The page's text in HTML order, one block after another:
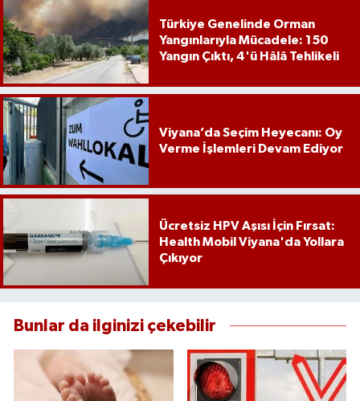
Türkiye Genelinde Orman
Yangınlarıyla Mücadele: 150
Yangın Çıktı, 4'ü Hâlâ Tehlikeli
Viyana’da Seçim Heyecanı: Oy
Verme İşlemleri Devam Ediyor
Ücretsiz HPV Aşısı İçin Fırsat:
Health Mobil Viyana'da Yollara
Çıkıyor
Bunlar da ilginizi çekebilir